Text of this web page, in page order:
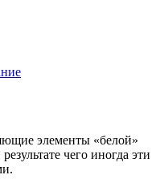
элементы «белой»
чего иногда эти